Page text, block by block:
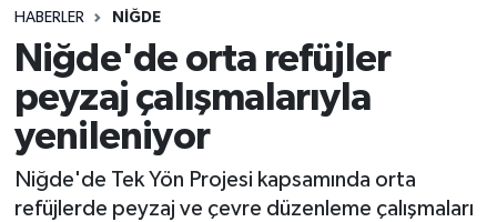
HABERLER NIĞDE
Niğde'de orta refüjler
peyzaj çalışmalarıyla
yenileniyor
Niğde'de Tek Yön Projesi kapsamında orta
refüjlerde peyzaj ve çevre düzenleme çalışmaları
Spor
Siyaset
Eğitim
Haber Arşivi